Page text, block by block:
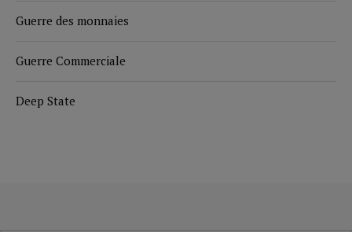
Guerre des monnaies
Guerre Commerciale
Deep State